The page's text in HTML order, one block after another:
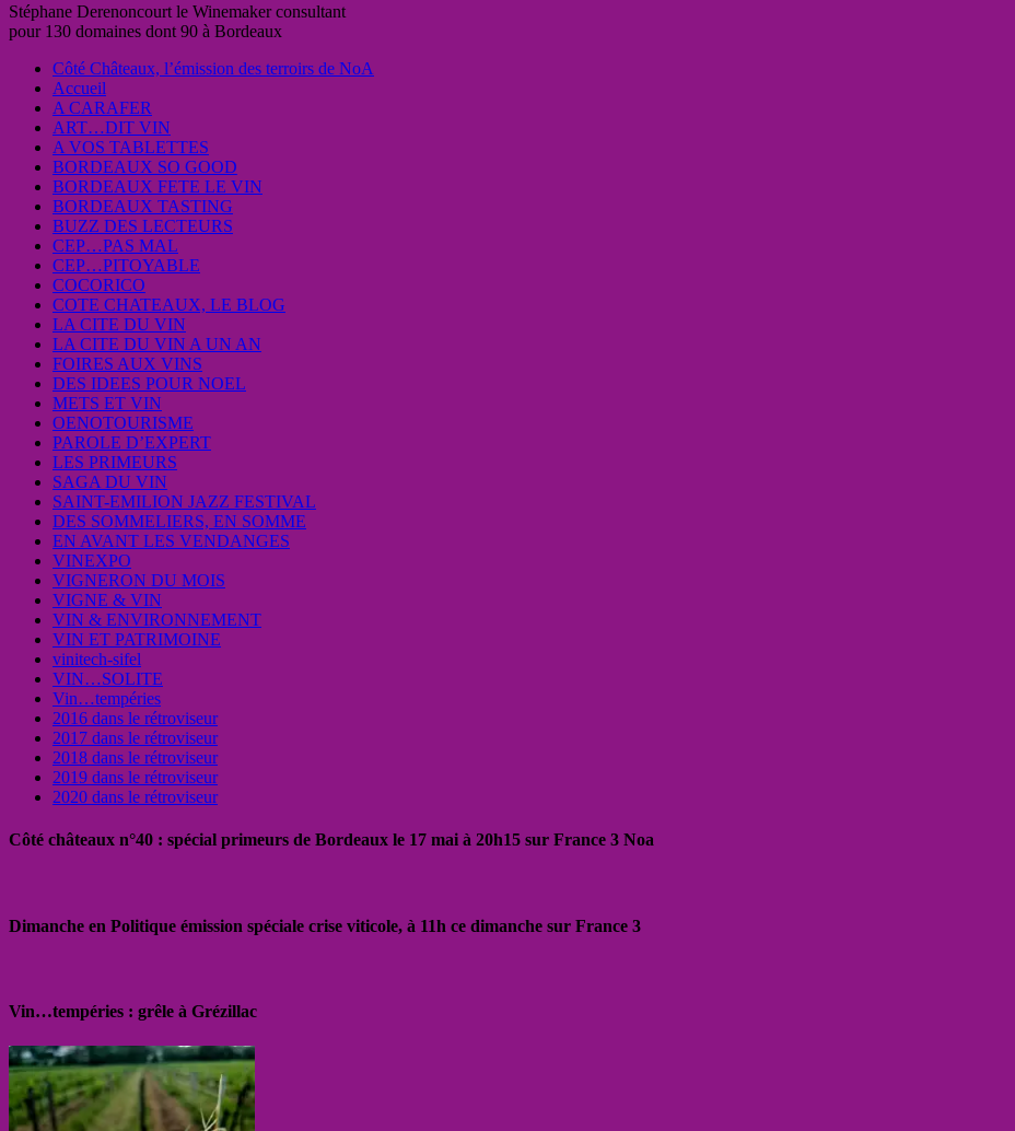
Stéphane Derenoncourt le Winemaker consultant
pour 130 domaines dont 90 à Bordeaux
Côté Châteaux, l’émission des terroirs de NoA
Accueil
A CARAFER
ART…DIT VIN
A VOS TABLETTES
BORDEAUX SO GOOD
BORDEAUX FETE LE VIN
BORDEAUX TASTING
BUZZ DES LECTEURS
CEP…PAS MAL
CEP…PITOYABLE
COCORICO
COTE CHATEAUX, LE BLOG
LA CITE DU VIN
LA CITE DU VIN A UN AN
FOIRES AUX VINS
DES IDEES POUR NOEL
METS ET VIN
OENOTOURISME
PAROLE D’EXPERT
LES PRIMEURS
SAGA DU VIN
SAINT-EMILION JAZZ FESTIVAL
DES SOMMELIERS, EN SOMME
EN AVANT LES VENDANGES
VINEXPO
VIGNERON DU MOIS
VIGNE & VIN
VIN & ENVIRONNEMENT
VIN ET PATRIMOINE
vinitech-sifel
VIN…SOLITE
Vin…tempéries
2016 dans le rétroviseur
2017 dans le rétroviseur
2018 dans le rétroviseur
2019 dans le rétroviseur
2020 dans le rétroviseur
Côté châteaux n°40 : spécial primeurs de Bordeaux le 17 mai à 20h15 sur France 3 Noa
Dimanche en Politique émission spéciale crise viticole, à 11h ce dimanche sur France 3
Vin…tempéries : grêle à Grézillac